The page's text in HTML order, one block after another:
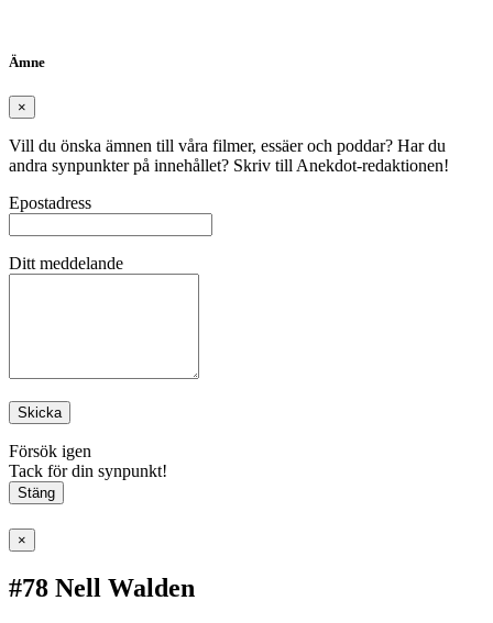
Ämne
×
Vill du önska ämnen till våra filmer, essäer och poddar? Har du
andra synpunkter på innehållet? Skriv till Anekdot-redaktionen!
Epostadress
Ditt meddelande
Skicka
Försök igen
Tack för din synpunkt!
Stäng
×
#78 Nell Walden